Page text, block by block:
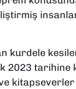
kurdele
2023